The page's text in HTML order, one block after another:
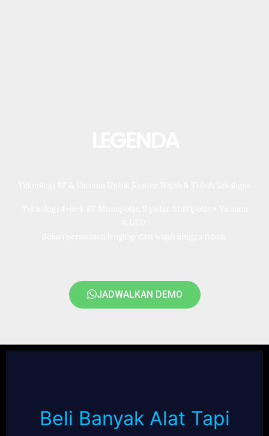
JADWALKAN DEMO
Beli Banyak Alat Tapi